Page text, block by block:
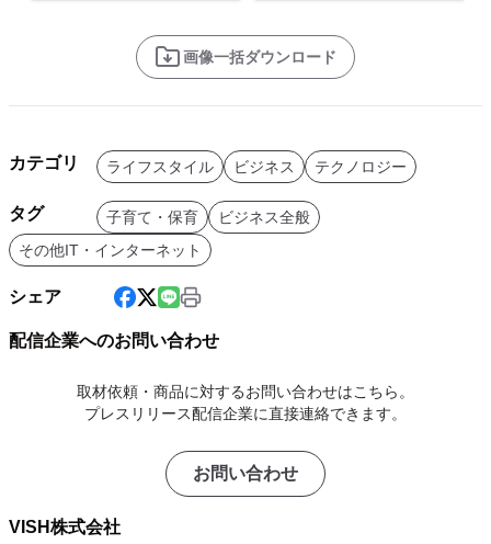
画像一括ダウンロード
カテゴリ ライフスタイル ビジネス テクノロジー
タグ 子育て・保育
ビジネス全般
その他IT・インターネット
シェア
配信企業へのお問い合わせ
取材依頼・商品に対するお問い合わせはこちら。
プレスリリース配信企業に直接連絡できます。
お問い合わせ
VISH株式会社